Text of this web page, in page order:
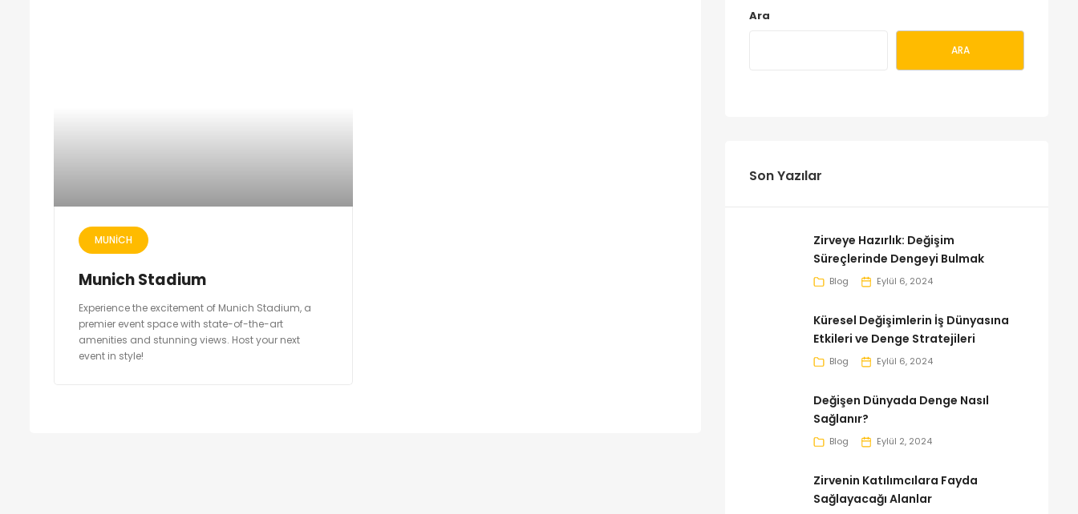
MUNICH
Munich Stadium
Experience the excitement of Munich Stadium, a
premier event space with state-of-the-art
amenities and stunning views. Host your next
event in style!
Ara
ARA
Son Yazılar
Zirveye Hazırlık: Değişim
Süreçlerinde Dengeyi Bulmak
Blog Eylül 6, 2024
Küresel Değişimlerin İş Dünyasına
Etkileri ve Denge Stratejileri
Blog Eylül 6, 2024
Değişen Dünyada Denge Nasıl
Sağlanır?
Blog Eylül 2, 2024
Zirvenin Katılımcılara Fayda
Sağlayacağı Alanlar